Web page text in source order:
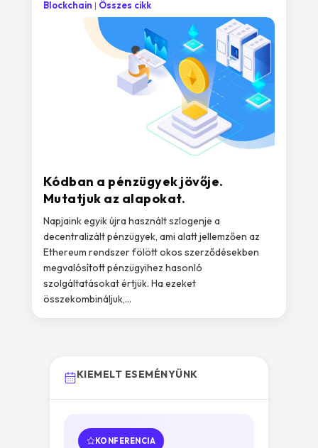
Kódban a pénzügyek jövője.
Mutatjuk az alapokat.
Blockchain Összes cikk
Napjaink egyik újra használt szlogenje a
decentralizált pénzügyek, ami alatt jellemzően az
Ethereum rendszer fölött okos szerződésekben
megvalósított pénzügyihez hasonló
szolgáltatásokat értjük. Ha ezeket
összekombináljuk,...
KIEMELT ESEMÉNYÜNK
KONFERENCIA